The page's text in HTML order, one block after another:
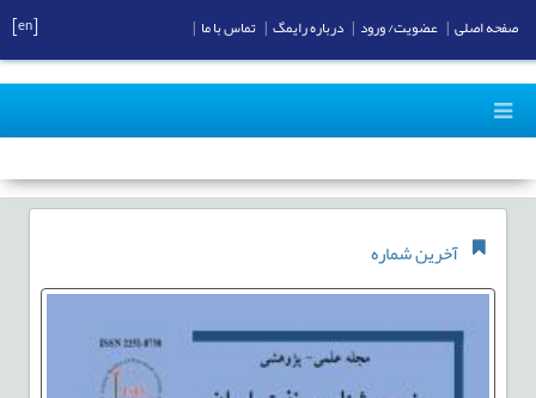
آخرین شماره
صفحه اصلی عضویت/ ورود درباره رایمگ تماس با ما